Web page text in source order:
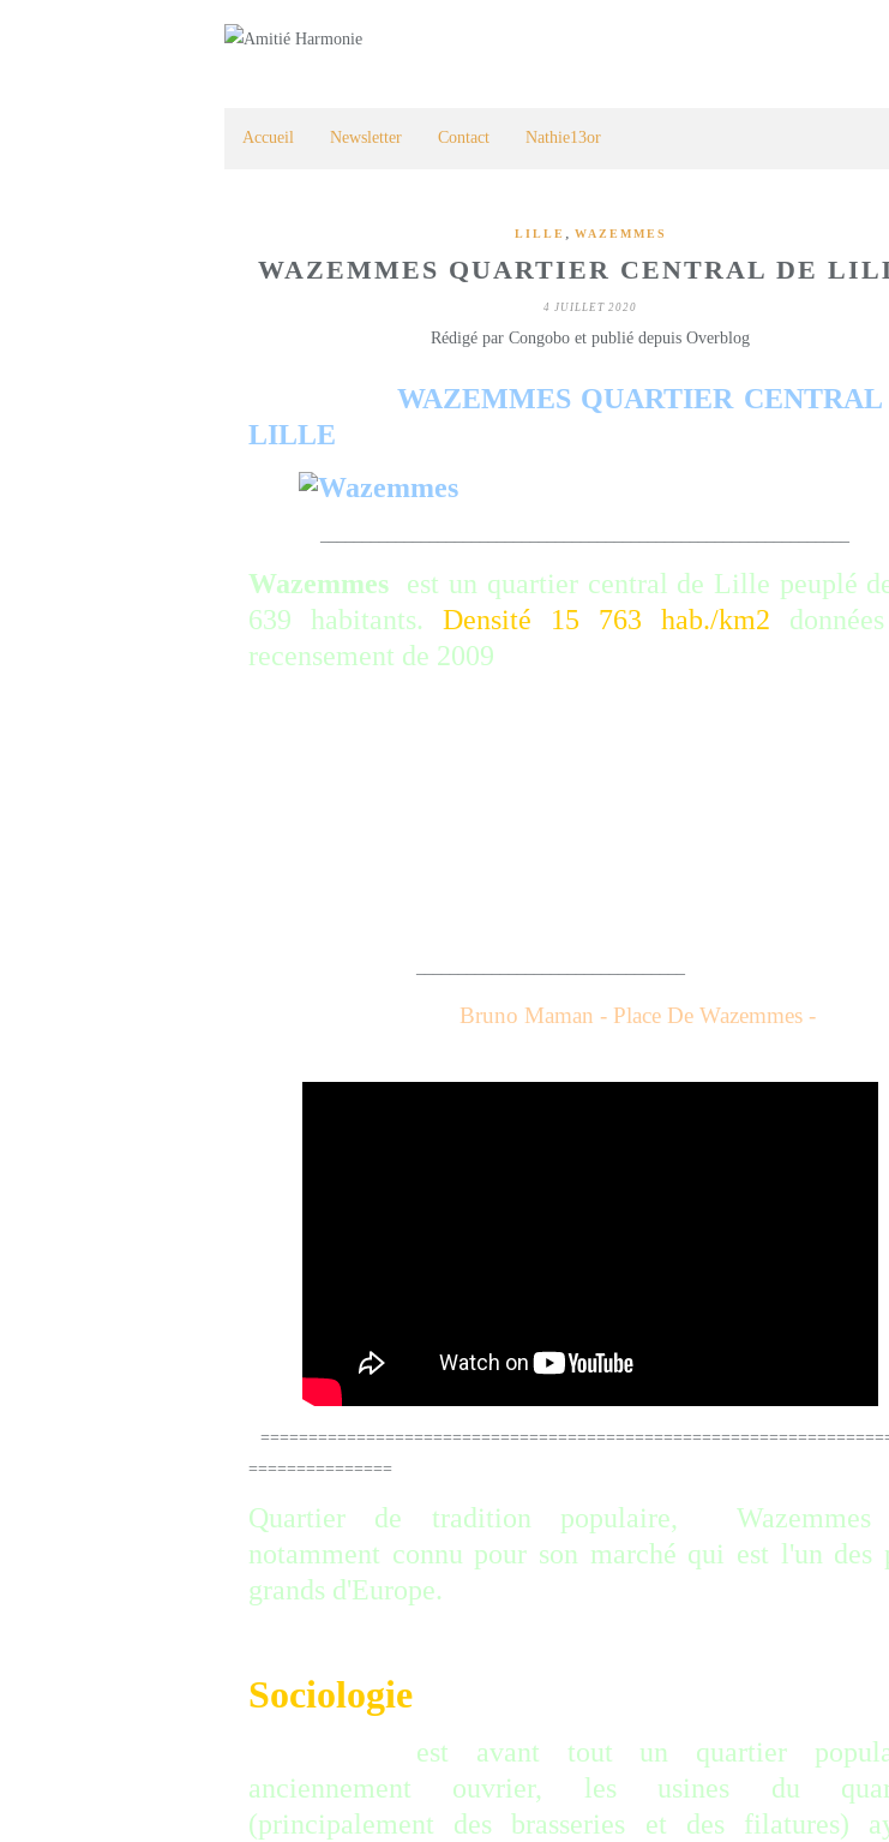
Accueil Newsletter Contact Nathie13or
LILLE , WAZEMMES
WAZEMMES QUARTIER CENTRAL DE
4 JUILLET 2020
Rédigé par Congobo et publié depuis Overblog
WAZEMMES QUARTIER CENTRAL
LILLE
Wazemmes est un quartier central de Lille peuplé
639 habitants. Densité 15 763 hab./km2
recensement de 2009
Bruno Maman - Place De Wazemmes -
===============
Quartier de tradition populaire, Wazemmes
notamment connu pour son marché qui est l'un des
grands d'Europe.
Sociologie
est avant tout un quartier
anciennement ouvrier, les usines du
(principalement des brasseries et des filatures)